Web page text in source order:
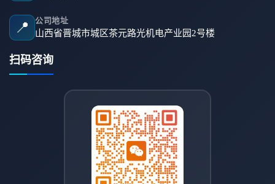
📍 公司地址
山西省晋城市城区茶元路光机电产业园2号楼
扫码咨询